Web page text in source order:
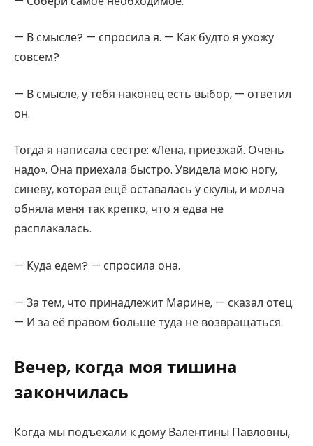
— В смысле? — спросила я. — Как будто я ухожу
совсем?
— В смысле, у тебя наконец есть выбор, — ответил
он.
Тогда я написала сестре: «Лена, приезжай. Очень
надо». Она приехала быстро. Увидела мою ногу,
синеву, которая ещё оставалась у скулы, и молча
обняла меня так крепко, что я едва не
расплакалась.
— Куда едем? — спросила она.
— За тем, что принадлежит Марине, — сказал отец.
— И за её правом больше туда не возвращаться.
Вечер, когда моя тишина
закончилась
Когда мы подъехали к дому Валентины Павловны,